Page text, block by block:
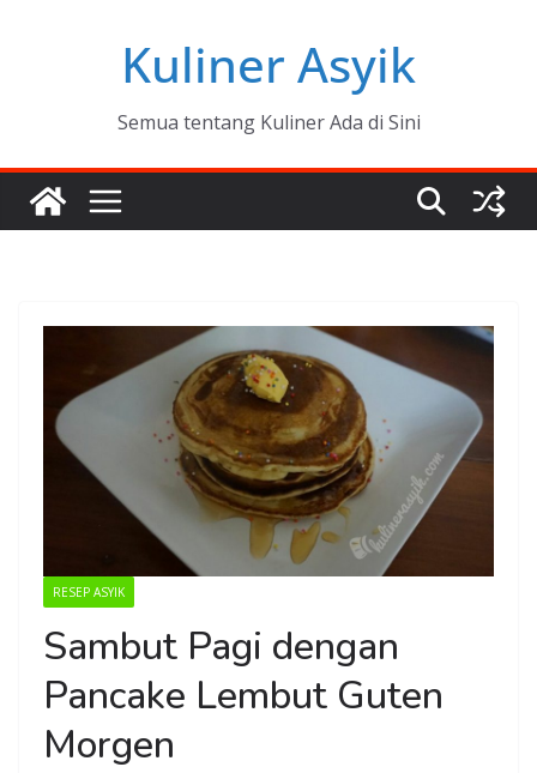
Kuliner Asyik
Semua tentang Kuliner Ada di Sini
RESEP ASYIK
Sambut Pagi dengan
Pancake Lembut Guten
Morgen